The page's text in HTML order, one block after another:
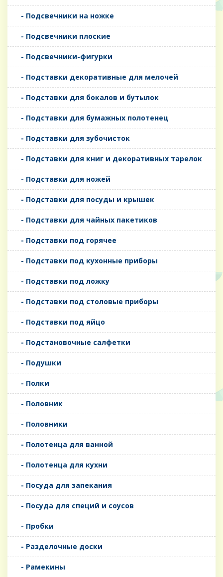
- Подсвечники на ножке
- Подсвечники плоские
- Подсвечники-фигурки
- Подставки декоративные для мелочей
- Подставки для бокалов и бутылок
- Подставки для бумажных полотенец
- Подставки для зубочисток
- Подставки для книг и декоративных тарелок
- Подставки для ножей
- Подставки для посуды и крышек
- Подставки для чайных пакетиков
- Подставки под горячее
- Подставки под кухонные приборы
- Подставки под ложку
- Подставки под столовые приборы
- Подставки под яйцо
- Подстановочные салфетки
- Подушки
- Полки
- Половник
- Половники
- Полотенца для ванной
- Полотенца для кухни
- Посуда для запекания
- Посуда для специй и соусов
- Пробки
- Разделочные доски
- Рамекины